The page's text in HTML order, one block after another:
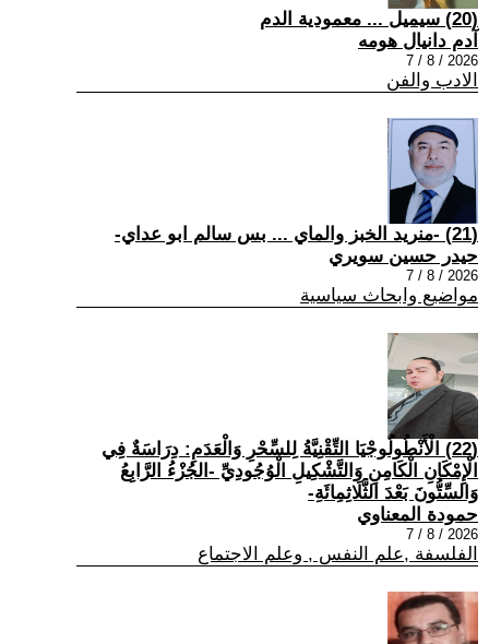
(20) سيميل ... معمودية الدم
آدم دانيال هومه
2026 / 8 / 7
الادب والفن
(21) -منريد الخبز والماي ... بس سالم ابو عداي-
حيدر حسين سويري
2026 / 8 / 7
مواضيع وابحاث سياسية
(22) الْأَنْطُولُوجْيَا التِّقْنِيَّةُ لِلسِّحْرِ وَالْعَدَمِ: دِرَاسَةٌ فِي
الْإِمْكَانِ الْكَامِنِ وَالتَّشْكِيلِ الْوُجُودِيِّ -الجُزْءُ الرَّابِعُ
وَالسِّتُّونَ بَعْدَ الثَّلَاثِمِائَةِ-
حمودة المعناوي
2026 / 8 / 7
الفلسفة ,علم النفس , وعلم الاجتماع